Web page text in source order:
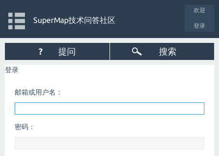
欢迎
登录
SuperMap技术问答社区
? 提问 搜索
登录
邮箱或用户名：
密码：